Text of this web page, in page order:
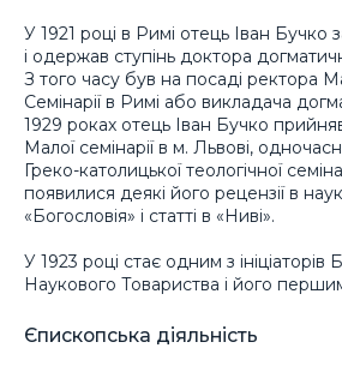
У 1921 році в Римі отець Іван Бучко
і одержав ступінь доктора
З того часу був на посаді ректора
Семінарії в Римі або викладача
1929 роках отець Іван Бучко
Малої семінарії в м. Львові,
Греко-католицької теологічної
появилися деякі його рецензії в
«Богословія» і статті в «Ниві».
У 1923 році стає одним з ініціаторів
Наукового Товариства і його
Єпископська діяльність